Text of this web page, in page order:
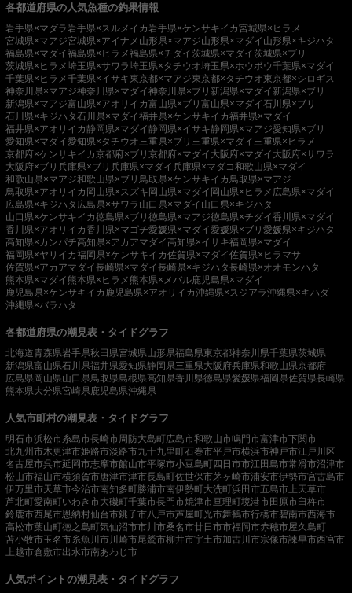
各都道府県の人気魚種の釣果情報
岩手県×マダラ 岩手県×スルメイカ 岩手県×ケンサキイカ宮城県×ヒラメ
宮城県×マアジ宮城県×アイナメ 山形県×マアジ山形県×マダイ 山形県×キジハタ
福島県×マダイ福島県×ヒラメ福島県×チダイ茨城県×マダイ茨城県×ブリ
茨城県×ヒラメ埼玉県×サワラ埼玉県×タチウオ埼玉県×ホウボウ千葉県×マダイ
千葉県×ヒラメ千葉県×イサキ東京都×マアジ東京都×タチウオ東京都×シロギス
神奈川県×マアジ神奈川県×マダイ神奈川県×ブリ 新潟県×マダイ 新潟県×ブリ
新潟県×マアジ富山県×アオリイカ富山県×ブリ 富山県×マダイ石川県×ブリ
石川県×キジハタ石川県×マダイ福井県×ケンサキイカ福井県×マダイ
福井県×アオリイカ静岡県×マダイ静岡県×イサキ静岡県×マアジ愛知県×ブリ
愛知県×マダイ愛知県×タチウオ三重県×ブリ 三重県×マダイ 三重県×ヒラメ
京都府×ケンサキイカ京都府×ブリ 京都府×マダイ 大阪府×マダイ 大阪府×サワラ
大阪府×ブリ 兵庫県×ブリ 兵庫県×マダイ兵庫県×マダコ和歌山県×マダイ
和歌山県×マアジ和歌山県×ブリ 鳥取県×ケンサキイカ 鳥取県×マアジ
鳥取県×アオリイカ 岡山県×スズキ岡山県×マダイ 岡山県×ヒラメ 広島県×マダイ
広島県×キジハタ 広島県×サワラ 山口県×マダイ 山口県×キジハタ
山口県×ケンサキイカ徳島県×ブリ 徳島県×マアジ徳島県×チダイ香川県×マダイ
香川県×アオリイカ香川県×マゴチ愛媛県×マダイ愛媛県×ブリ 愛媛県×キジハタ
高知県×カンパチ高知県×アカアマダイ高知県×イサキ福岡県×マダイ
福岡県×ヤリイカ福岡県×ケンサキイカ佐賀県×マダイ佐賀県×ヒラマサ
佐賀県×アカアマダイ長崎県×マダイ長崎県×キジハタ長崎県×オオモンハタ
熊本県×マダイ 熊本県×ヒラメ 熊本県×メバル鹿児島県×マダイ
鹿児島県×ケンサキイカ 鹿児島県×アオリイカ沖縄県×スジアラ沖縄県×キハダ
沖縄県×バラハタ
各都道府県の潮見表・タイドグラフ
北海道青森県岩手県秋田県宮城県山形県福島県東京都神奈川県千葉県茨城県
新潟県富山県石川県福井県愛知県静岡県三重県大阪府兵庫県和歌山県京都府
広島県岡山県山口県鳥取県島根県高知県香川県徳島県愛媛県福岡県佐賀県長崎県
熊本県大分県宮崎県 鹿児島県沖縄県
人気市町村の潮見表・タイドグラフ
明石市浜松市糸島市長崎市周防大島町広島市和歌山市鳴門市富津市下関市
北九州市木更津市姫路市淡路市九十九里町石巻市平戸市横浜市神戸市江戸川区
名古屋市呉市延岡市志摩市館山市平塚市小豆島町四日市市江田島市常滑市沼津市
松山市福山市横須賀市唐津市津市長島町佐世保市茅ヶ崎市浦安市伊勢市宮古島市
伊万里市天草市今治市南知多町勝浦市南伊勢町大洗町浜田市五島市 上天草市
芦北町愛南町いわき市大磯町千葉市長門市焼津市亘理町境港市田原市臼杵市
鈴鹿市西尾市恩納村仙台市銚子市八戸市芦屋町光市舞鶴市行橋市碧南市西海市
高松市葉山町徳之島町気仙沼市市川市桑名市廿日市市福岡市赤穂市屋久島町
苫小牧市玉名市糸魚川市 川崎市尾鷲市柳井市宇土市加古川市宗像市諫早市西宮市
上越市倉敷市出水市南あわじ市
人気ポイントの潮見表・タイドグラフ